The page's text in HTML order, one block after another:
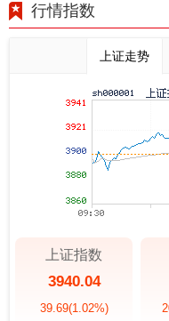
行情指数
上证走势
上证指数
3940.04
39.69(1.02%)